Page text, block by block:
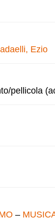
Ezio
pellicola
–